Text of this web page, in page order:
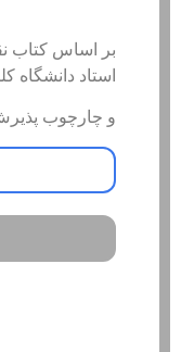
بر اساس کتاب
استاد دانشگاه
و چارچوب پذیرش